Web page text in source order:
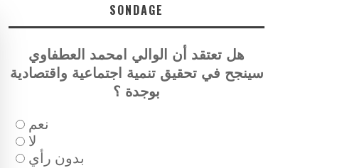
SONDAGE
هل تعتقد أن الوالي امحمد العطفاوي
سينجح في تحقيق تنمية اجتماعية واقتصادية
بوجدة ؟
نعم
لا
بدون رأي